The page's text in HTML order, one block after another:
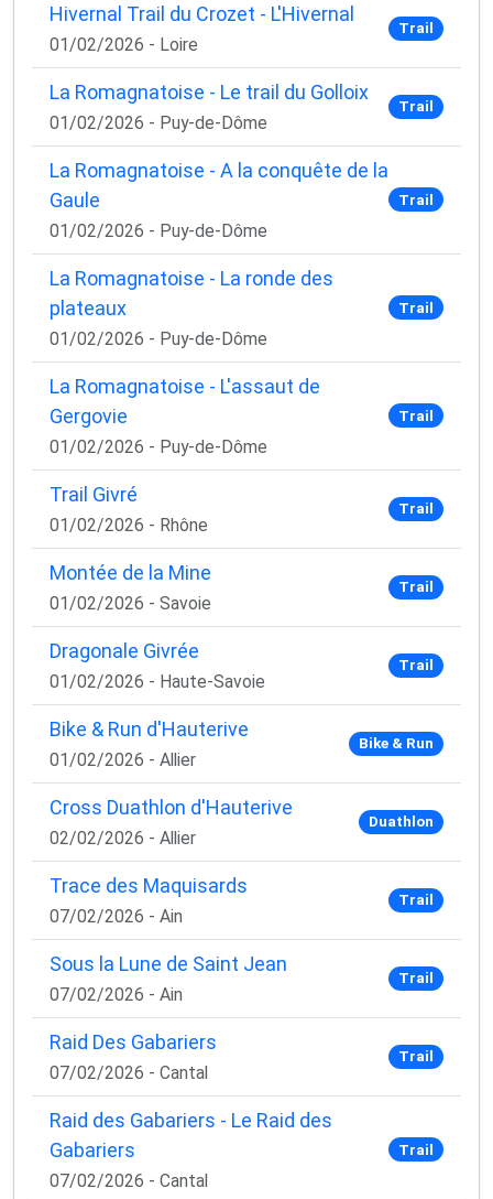
Hivernal Trail du Crozet - L'Hivernal
01/02/2026 - Loire
Trail
La Romagnatoise - Le trail du Golloix
01/02/2026 - Puy-de-Dôme
Trail
La Romagnatoise - A la conquête de la
Gaule
01/02/2026 - Puy-de-Dôme
Trail
La Romagnatoise - La ronde des
plateaux
01/02/2026 - Puy-de-Dôme
Trail
La Romagnatoise - L'assaut de
Gergovie
01/02/2026 - Puy-de-Dôme
Trail
Trail Givré
01/02/2026 - Rhône
Trail
Montée de la Mine
01/02/2026 - Savoie
Trail
Dragonale Givrée
01/02/2026 - Haute-Savoie
Trail
Bike & Run d'Hauterive
01/02/2026 - Allier
Bike & Run
Cross Duathlon d'Hauterive
02/02/2026 - Allier
Duathlon
Trace des Maquisards
07/02/2026 - Ain
Trail
Sous la Lune de Saint Jean
07/02/2026 - Ain
Trail
Raid Des Gabariers
07/02/2026 - Cantal
Trail
Raid des Gabariers - Le Raid des
Gabariers
07/02/2026 - Cantal
Trail